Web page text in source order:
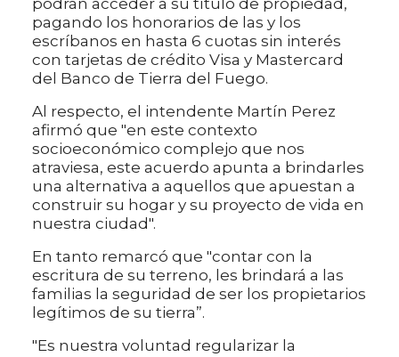
podrán acceder a su título de propiedad,
pagando los honorarios de las y los
escríbanos en hasta 6 cuotas sin interés
con tarjetas de crédito Visa y Mastercard
del Banco de Tierra del Fuego.
Al respecto, el intendente Martín Perez
afirmó que "en este contexto
socioeconómico complejo que nos
atraviesa, este acuerdo apunta a brindarles
una alternativa a aquellos que apuestan a
construir su hogar y su proyecto de vida en
nuestra ciudad".
En tanto remarcó que "contar con la
escritura de su terreno, les brindará a las
familias la seguridad de ser los propietarios
legítimos de su tierra”.
"Es nuestra voluntad regularizar la